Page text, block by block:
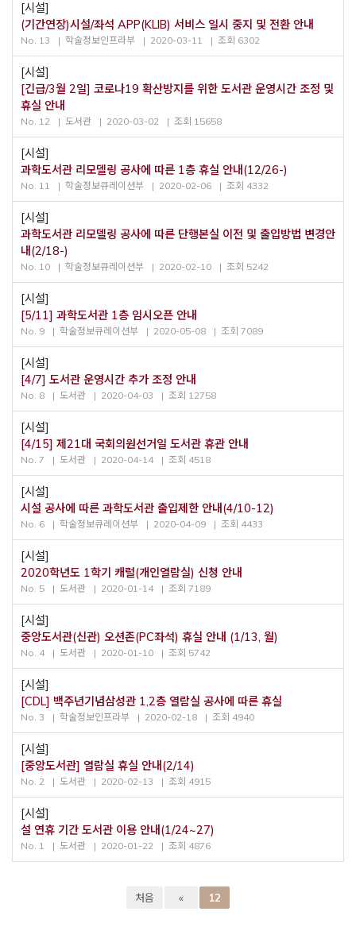
[시설]
(기간연장)시설/좌석 APP(KLIB) 서비스 일시 중지 및 전환 안내
No. 13 학술정보인프라부 2020-03-11 조회 6302
[시설]
[긴급/3월 2일] 코로나19 확산방지를 위한 도서관 운영시간 조정 및
휴실 안내
No. 12 도서관 2020-03-02 조회 15658
[시설]
과학도서관 리모델링 공사에 따른 1층 휴실 안내(12/26-)
No. 11 학술정보큐레이션부 2020-02-06 조회 4332
[시설]
과학도서관 리모델링 공사에 따른 단행본실 이전 및 출입방법 변경안
내(2/18-)
No. 10 학술정보큐레이션부 2020-02-10 조회 5242
[시설]
[5/11] 과학도서관 1층 임시오픈 안내
No. 9 학술정보큐레이션부 2020-05-08 조회 7089
[시설]
[4/7] 도서관 운영시간 추가 조정 안내
No. 8 도서관 2020-04-03 조회 12758
[시설]
[4/15] 제21대 국회의원선거일 도서관 휴관 안내
No. 7 도서관 2020-04-14 조회 4518
[시설]
시설 공사에 따른 과학도서관 출입제한 안내(4/10-12)
No. 6 학술정보큐레이션부 2020-04-09 조회 4433
[시설]
2020학년도 1학기 캐럴(개인열람실) 신청 안내
No. 5 도서관 2020-01-14 조회 7189
[시설]
중앙도서관(신관) 오션존(PC좌석) 휴실 안내 (1/13, 월)
No. 4 도서관 2020-01-10 조회 5742
[시설]
[CDL] 백주년기념삼성관 1,2층 열람실 공사에 따른 휴실
No. 3 학술정보인프라부 2020-02-18 조회 4940
[시설]
[중앙도서관] 열람실 휴실 안내(2/14)
No. 2 도서관 2020-02-13 조회 4915
[시설]
설 연휴 기간 도서관 이용 안내(1/24~27)
No. 1 도서관 2020-01-22 조회 4876
처음 « 12